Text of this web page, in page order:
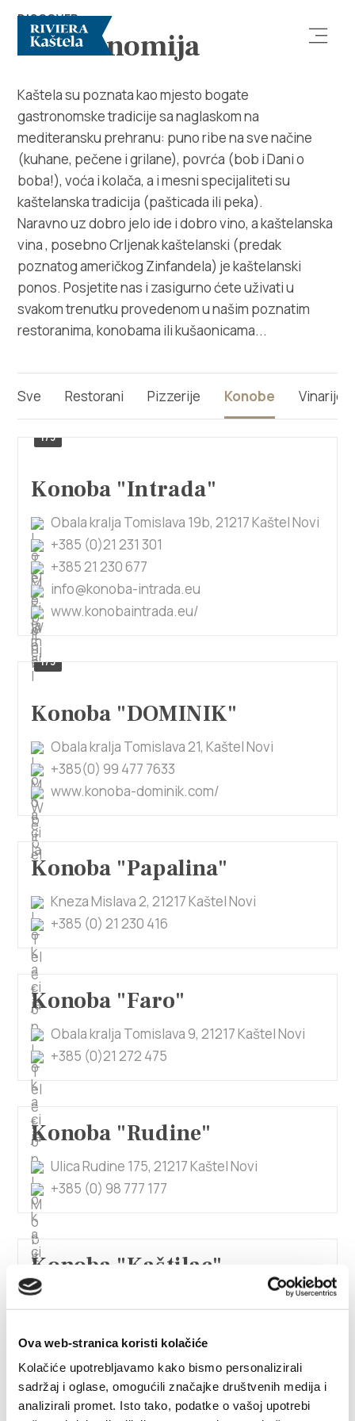
Ova web-stranica koristi kolačiće
Kolačiće upotrebljavamo kako bismo personalizirali
sadržaj i oglase, omogućili značajke društvenih medija i
analizirali promet. Isto tako, podatke o vašoj upotrebi
Istraži
Destinacija
Što raditi
Info
Turistički ured
Safe in Dalmatia
hr
+385 21 227 933
info@kastela-info.hr
Villa Nika, Kamberovo šetalište 30,
DISCOVER
Gastronomija
Kaštela su poznata kao mjesto bogate
gastronomske tradicije sa naglaskom na
mediteransku prehranu: puno ribe na sve načine
(kuhane, pečene i grilane), povrća (bob i Dani o
boba!), voća i kolača, a i mesni specijaliteti su
kaštelanska tradicija (pašticada ili peka).
Naravno uz dobro jelo ide i dobro vino, a kaštelanska
vina , posebno Crljenak kaštelanski (predak
poznatog američkog Zinfandela) je kaštelanski
ponos. Posjetite nas i zasigurno ćete uživati u
svakom trenutku provedenom u našim poznatim
restoranima, konobama ili kušaonicama...
Sve Restorani Pizzerije Konobe Vinarije
1/3
Konoba "Intrada"
Obala kralja Tomislava 19b, 21217 Kaštel Novi
+385 (0)21 231 301
+385 21 230 677
info@konoba-intrada.eu
www.konobaintrada.eu/
1/3
Konoba "DOMINIK"
Obala kralja Tomislava 21, Kaštel Novi
+385(0) 99 477 7633
www.konoba-dominik.com/
Konoba "Papalina"
Kneza Mislava 2, 21217 Kaštel Novi
+385 (0) 21 230 416
Konoba "Faro"
Obala kralja Tomislava 9, 21217 Kaštel Novi
+385 (0)21 272 475
Konoba "Rudine"
Ulica Rudine 175, 21217 Kaštel Novi
+385 (0) 98 777 177
Konoba "Kaštilac"
Obala kralja Tomislava 39, 21216 Kaštel Stari
Konoba "Lemo"